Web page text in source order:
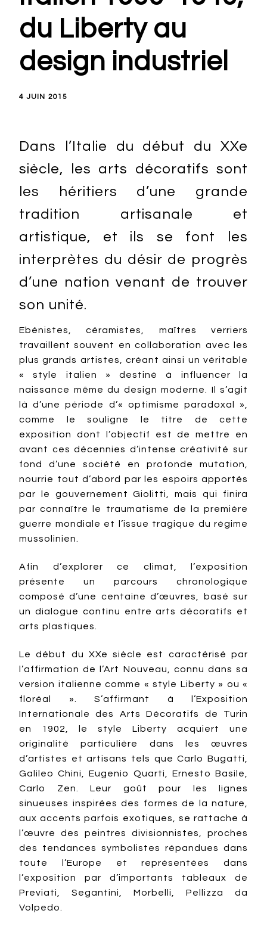
du Liberty au
design industriel
4 JUIN 2015
Dans l’Italie du début du XXe
siècle, les arts décoratifs sont
les héritiers d’une grande
tradition artisanale et
artistique, et ils se font les
interprètes du désir de progrès
d’une nation venant de trouver
son unité.
Ebénistes, céramistes, maîtres verriers
travaillent souvent en collaboration avec les
plus grands artistes, créant ainsi un véritable
« style italien » destiné à influencer la
naissance même du design moderne. Il s’agit
là d’une période d’« optimisme paradoxal »,
comme le souligne le titre de cette
exposition dont l’objectif est de mettre en
avant ces décennies d’intense créativité sur
fond d’une société en profonde mutation,
nourrie tout d’abord par les espoirs apportés
par le gouvernement Giolitti, mais qui finira
par connaître le traumatisme de la première
guerre mondiale et l’issue tragique du régime
mussolinien.
Afin d’explorer ce climat, l’exposition
présente un parcours chronologique
composé d’une centaine d’œuvres, basé sur
un dialogue continu entre arts décoratifs et
arts plastiques.
Le début du XXe siècle est caractérisé par
l’affirmation de l’Art Nouveau, connu dans sa
version italienne comme « style Liberty » ou «
floréal ». S’affirmant à l’Exposition
Internationale des Arts Décoratifs de Turin
en 1902, le style Liberty acquiert une
originalité particulière dans les œuvres
d’artistes et artisans tels que Carlo Bugatti,
Galileo Chini, Eugenio Quarti, Ernesto Basile,
Carlo Zen. Leur goût pour les lignes
sinueuses inspirées des formes de la nature,
aux accents parfois exotiques, se rattache à
l’œuvre des peintres divisionnistes, proches
des tendances symbolistes répandues dans
toute l’Europe et représentées dans
l’exposition par d’importants tableaux de
Previati, Segantini, Morbelli, Pellizza da
Volpedo.